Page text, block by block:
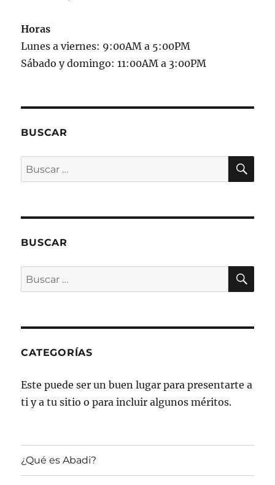
Horas
Lunes a viernes: 9:00AM a 5:00PM
Sábado y domingo: 11:00AM a 3:00PM
BUSCAR
Buscar
por:
BUSCAR
Buscar
por:
CATEGORÍAS
Este puede ser un buen lugar para presentarte a
ti y a tu sitio o para incluir algunos méritos.
¿Qué es Abadi?